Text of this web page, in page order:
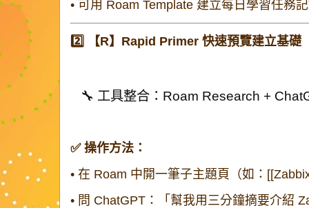
• 可用 Roam Template 建立每日學習任務
2️⃣ 【R】Rapid Primer 快速預覽建立基礎
🔧 工具整合：Roam Research +
✅ 操作方法：
• 在 Roam 中開一筆子主題頁（如：
• 問 ChatGPT：「幫我用三分鐘摘要介紹